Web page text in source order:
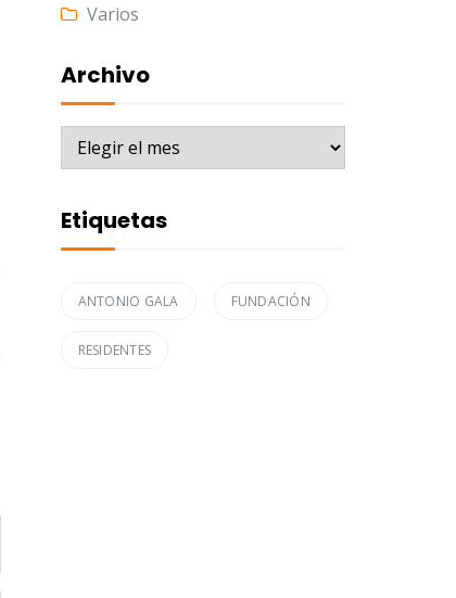
Varios
Archivo
Archivo
Etiquetas
ANTONIO GALA FUNDACIÓN
RESIDENTES